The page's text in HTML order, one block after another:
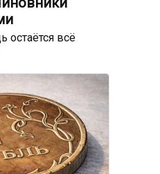
остаётся всё